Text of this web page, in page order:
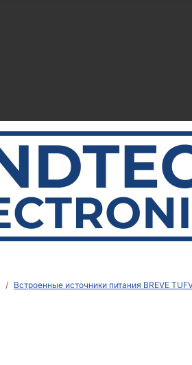
Встроенные источники питания BREVE